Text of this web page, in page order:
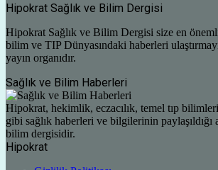
Hipokrat Sağlık ve Bilim Dergisi
Hipokrat Sağlık ve Bilim Dergisi size en
bilim ve TIP Dünyasındaki haberleri
yayın organıdır.
Sağlık ve Bilim Haberleri
Hipokrat, hekimlik, eczacılık, temel tıp
gibi sağlık haberleri ve bilgilerinin paylaşıldığı
bilim dergisidir.
Hipokrat